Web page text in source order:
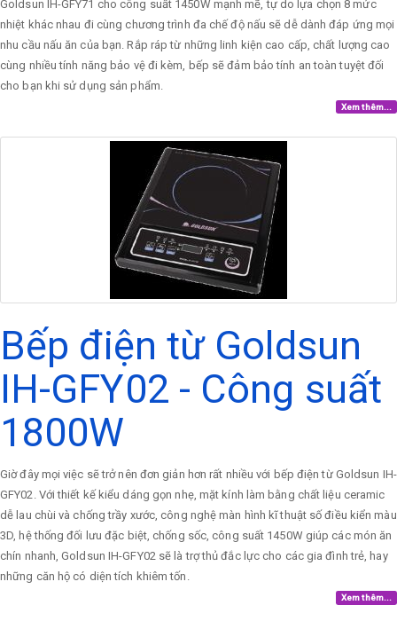
Goldsun IH-GFY71 cho công suất 1450W mạnh mẽ, tự do lựa chọn 8 mức
nhiệt khác nhau đi cùng chương trình đa chế độ nấu sẽ dễ dành đáp ứng mọi
nhu cầu nấu ăn của bạn. Rắp ráp từ những linh kiện cao cấp, chất lượng cao
cùng nhiều tính năng bảo vệ đi kèm, bếp sẽ đảm bảo tính an toàn tuyệt đối
cho bạn khi sử dụng sản phẩm.
Xem thêm...
Bếp điện từ Goldsun
IH-GFY02 - Công suất
1800W
Giờ đây mọi việc sẽ trở nên đơn giản hơn rất nhiều với bếp điện từ Goldsun IH-
GFY02. Với thiết kế kiểu dáng gọn nhẹ, mặt kính làm bằng chất liệu ceramic
dễ lau chùi và chống trầy xước, công nghệ màn hình kĩ thuật số điều kiển màu
3D, hệ thống đối lưu đặc biệt, chống sốc, công suất 1450W giúp các món ăn
chín nhanh, Goldsun IH-GFY02 sẽ là trợ thủ đắc lực cho các gia đình trẻ, hay
những căn hộ có diện tích khiêm tốn.
Xem thêm...